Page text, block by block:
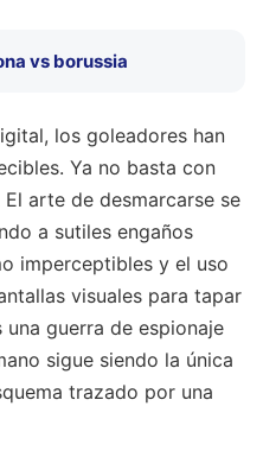
vs borussia
los goleadores han
Ya no basta con
arte de desmarcarse se
a sutiles engaños
imperceptibles y el uso
visuales para tapar
guerra de espionaje
sigue siendo la única
trazado por una